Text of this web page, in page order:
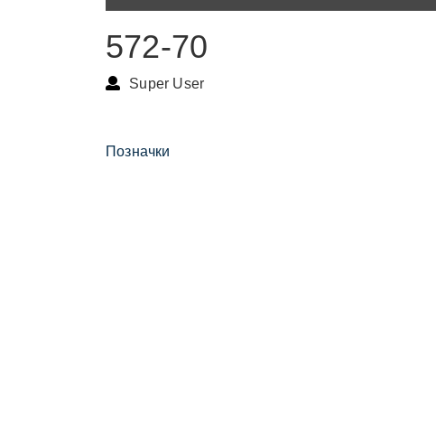
572-70
Super User
Позначки